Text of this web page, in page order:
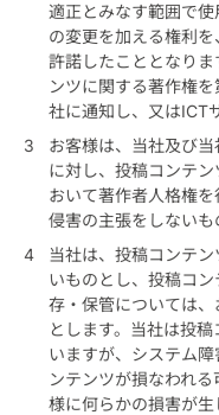
適正とみなす範囲で
の変更を加える権利
許諾したこととなり
ンツに関する著作権
社に通知し、又はICT
お客様は、当社及び
に対し、投稿コンテ
おいて著作者人格権
侵害の主張をしないも
当社は、投稿コンテ
いものとし、投稿コ
存・保管については
とします。当社は投
いますが、システム
ンテンツが損なわれ
様に何らかの損害が